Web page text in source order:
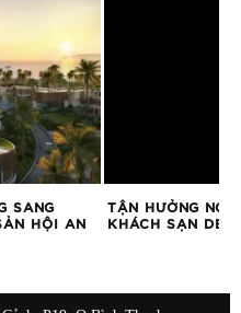
SANG
HỘI AN
TẬN HƯỞNG
KHÁCH SẠN DE